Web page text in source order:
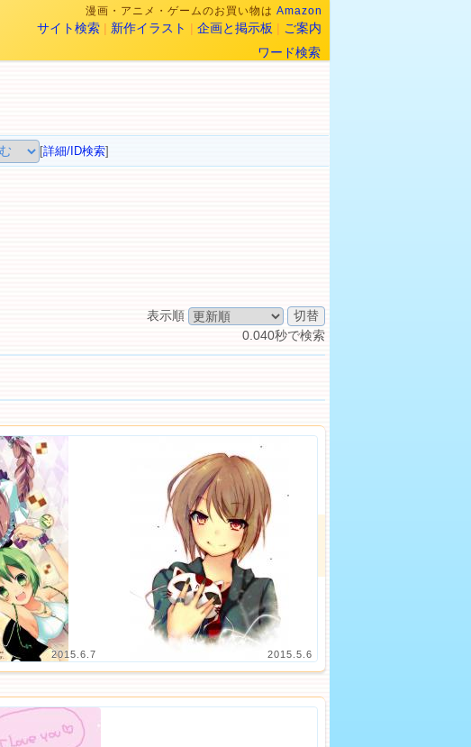
漫画・アニメ・ゲームのお買い物は Amazon
サイト検索 | 新作イラスト | 企画と掲示板 | ご案内
ワード検索
[詳細/ID検索]
表示順
0.040秒で検索
2015.6.7 2015.5.6